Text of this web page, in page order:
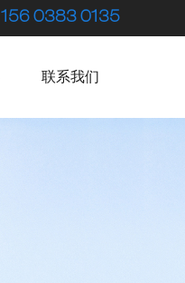
156 0383 0135
联系我们